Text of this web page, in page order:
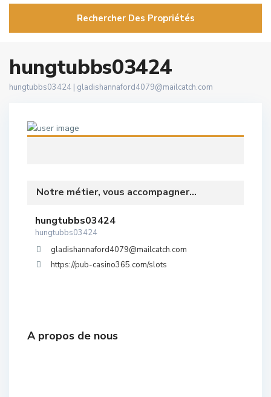
Rechercher Des Propriétés
hungtubbs03424
hungtubbs03424 | gladishannaford4079@mailcatch.com
Notre métier, vous accompagner...
hungtubbs03424
hungtubbs03424
gladishannaford4079@mailcatch.com
https://pub-casino365.com/slots
A propos de nous